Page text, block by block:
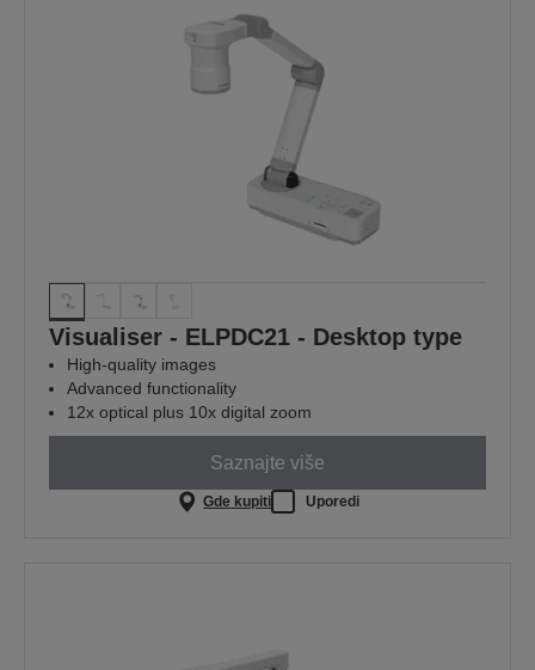
Visualiser - ELPDC21 - Desktop type
High-quality images
Advanced functionality
12x optical plus 10x digital zoom
Saznajte više
Gde kupiti Uporedi